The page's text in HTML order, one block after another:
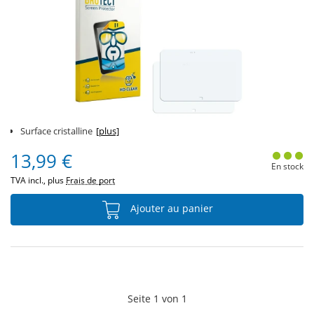
Surface cristalline [plus]
13,99 €
TVA incl., plus Frais de port
En stock
Ajouter au panier
Seite 1 von 1